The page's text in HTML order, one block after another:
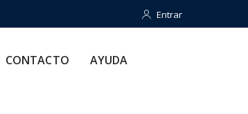
Entrar
Entrar
CONTACTO AYUDA